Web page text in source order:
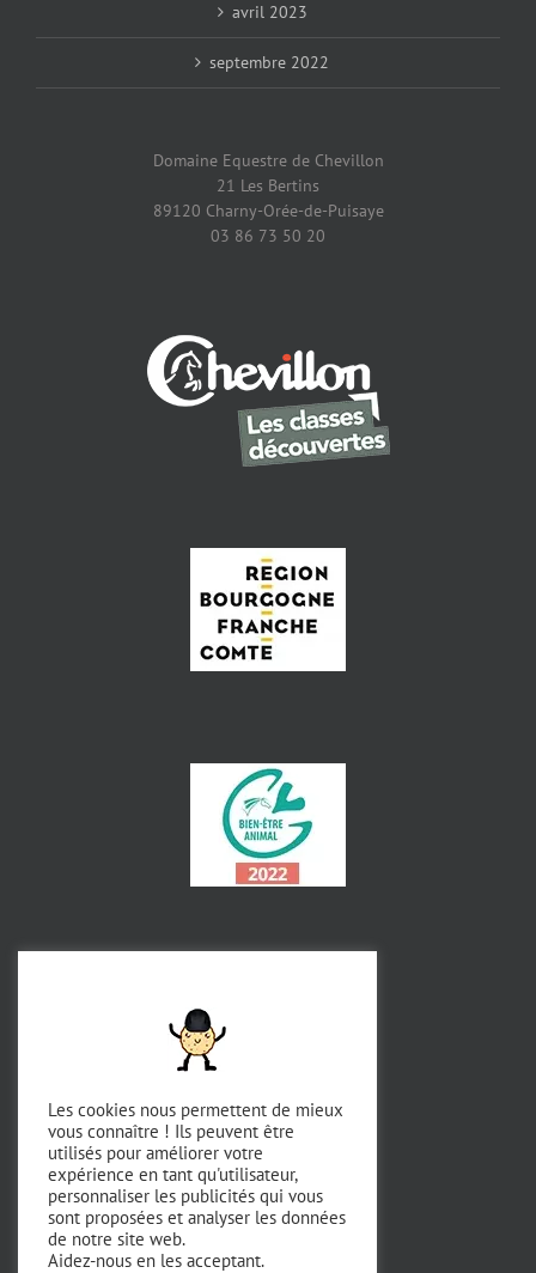
avril 2023
septembre 2022
Domaine Equestre de Chevillon
21 Les Bertins
89120 Charny-Orée-de-Puisaye
03 86 73 50 20
Les cookies nous permettent de mieux
vous connaître ! Ils peuvent être
utilisés pour améliorer votre
expérience en tant qu'utilisateur,
personnaliser les publicités qui vous
sont proposées et analyser les données
de notre site web.
Aidez-nous en les acceptant.